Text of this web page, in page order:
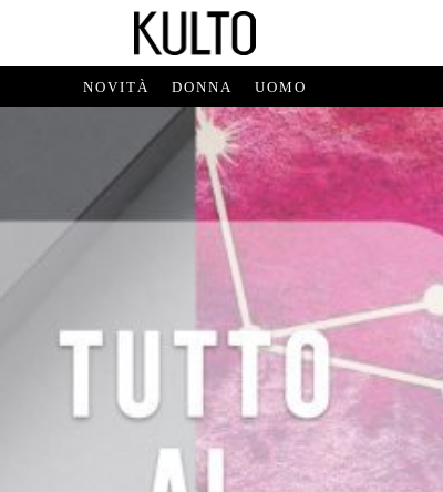
NOVITÀ DONNA UOMO